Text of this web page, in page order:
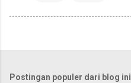
Postingan populer dari blog ini